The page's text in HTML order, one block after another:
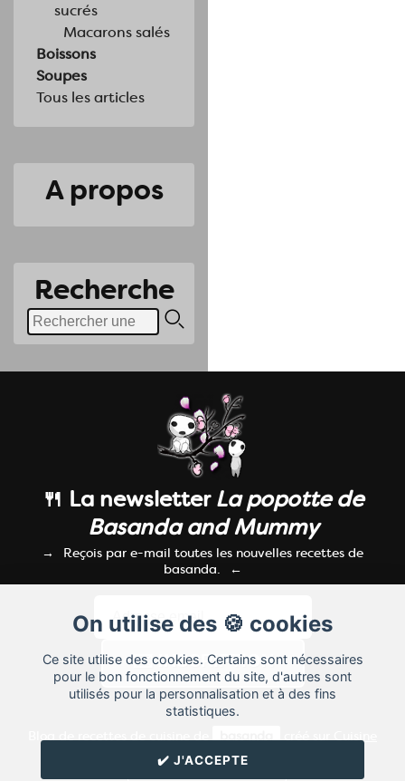
sucrés
Macarons salés
Boissons
Soupes
Tous les articles
A propos
Recherche
On utilise des 🍪 cookies
Ce site utilise des cookies. Certains sont nécessaires
pour le bon fonctionnement du site, d'autres sont
utilisés pour la personnalisation et à des fins
statistiques.
✔️ J'ACCEPTE
🍴 La newsletterLa popotte de
Basanda and Mummy
Reçois par e-mail toutes les nouvelles recettes de
basanda.
RSS ⁄Réglage des cookies
✉️ Contacter basanda